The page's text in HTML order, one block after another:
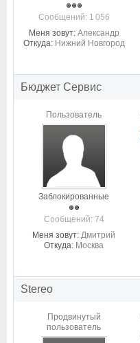
Cообщений: 1 056
Меня зовут: Александр
Откуда: Нижний Новгород
Бюджет Сервис
Пользователь
Заблокированные
Cообщений: 74
Меня зовут: Дмитрий
Откуда: Москва
Stereo
Продвинутый
пользователь